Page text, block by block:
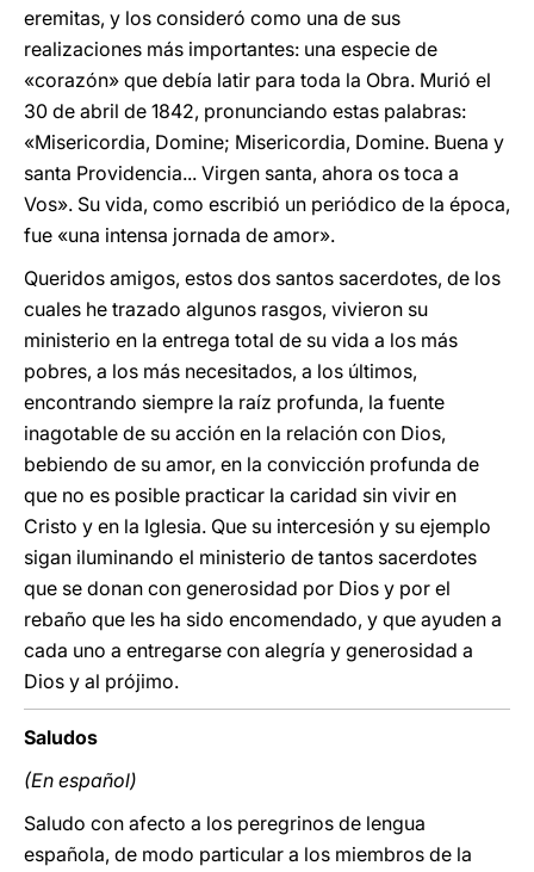
eremitas, y los consideró como una de sus
realizaciones más importantes: una especie de
«corazón» que debía latir para toda la Obra. Murió el
30 de abril de 1842, pronunciando estas palabras:
«Misericordia, Domine; Misericordia, Domine. Buena y
santa Providencia... Virgen santa, ahora os toca a
Vos». Su vida, como escribió un periódico de la época,
fue «una intensa jornada de amor».
Queridos amigos, estos dos santos sacerdotes, de los
cuales he trazado algunos rasgos, vivieron su
ministerio en la entrega total de su vida a los más
pobres, a los más necesitados, a los últimos,
encontrando siempre la raíz profunda, la fuente
inagotable de su acción en la relación con Dios,
bebiendo de su amor, en la convicción profunda de
que no es posible practicar la caridad sin vivir en
Cristo y en la Iglesia. Que su intercesión y su ejemplo
sigan iluminando el ministerio de tantos sacerdotes
que se donan con generosidad por Dios y por el
rebaño que les ha sido encomendado, y que ayuden a
cada uno a entregarse con alegría y generosidad a
Dios y al prójimo.
Saludos
(En español)
Saludo con afecto a los peregrinos de lengua
española, de modo particular a los miembros de la